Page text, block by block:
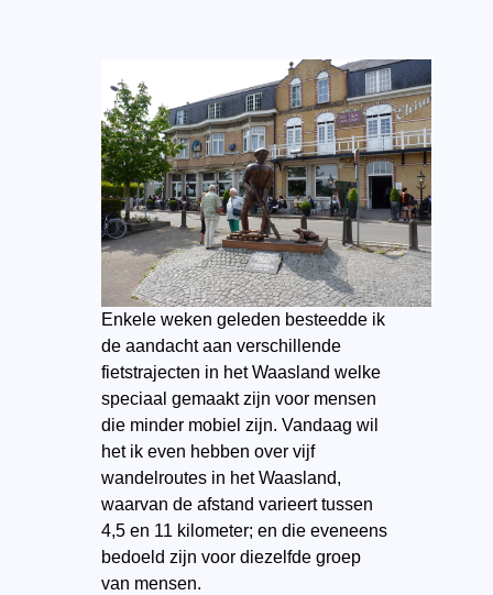
Enkele weken geleden besteedde ik
de aandacht aan verschillende
fietstrajecten in het Waasland welke
speciaal gemaakt zijn voor mensen
die minder mobiel zijn. Vandaag wil
het ik even hebben over vijf
wandelroutes in het Waasland,
waarvan de afstand varieert tussen
4,5 en 11 kilometer; en die eveneens
bedoeld zijn voor diezelfde groep
van mensen.